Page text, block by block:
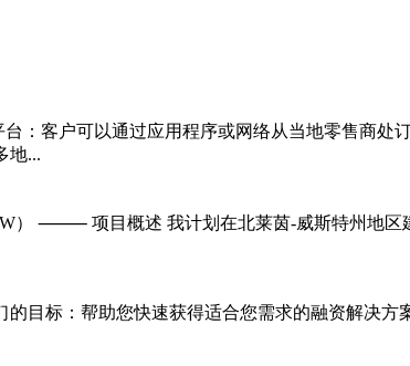
台：客户可以通过应用程序或网络从当地零售商
地...
） ⸻ 项目概述 我计划在北莱茵-威斯特州地区
目标：帮助您快速获得适合您需求的融资解决方